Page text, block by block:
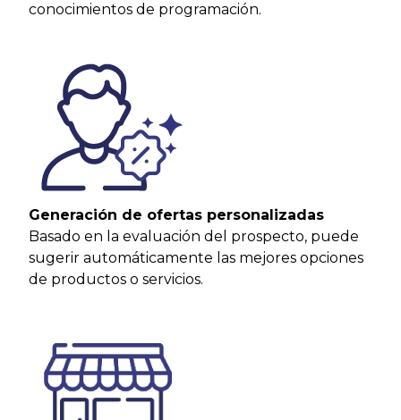
conocimientos de programación.
Generación de ofertas personalizadas
Basado en la evaluación del prospecto, puede
sugerir automáticamente las mejores opciones
de productos o servicios.